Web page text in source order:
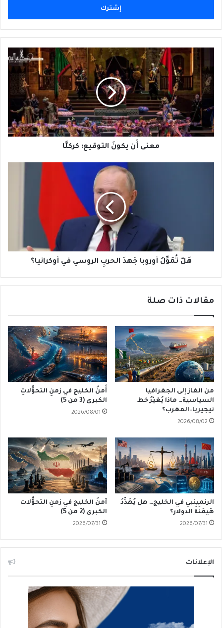
يكونَ
التوقيع:
كركلَّا
معنى أَن يكونَ التوقيع: كركلَّا
هَلّ تُمَوِّلُ أوروبا جَهدَ الحربِ الروسي في أوكرانيا؟
مقالات ذات صلة
من الغاز إلى الجغرافيا
السياسية… ماذا يُغيّرُ خط
نيجيريا–المغرب؟
2026/08/02
أَمنُ الخليج في زمنِ التحوُّلاتِ
الكبرى (3 من 5)
2026/08/01
الرنمينبي في الخليج… هل يُهَدِّدُ
هَيمَنَةَ الدولار؟
2026/07/31
أمنُ الخليج في زمنِ التحوُّلات
الكبرى (2 من 5)
2026/07/31
الإعلانات